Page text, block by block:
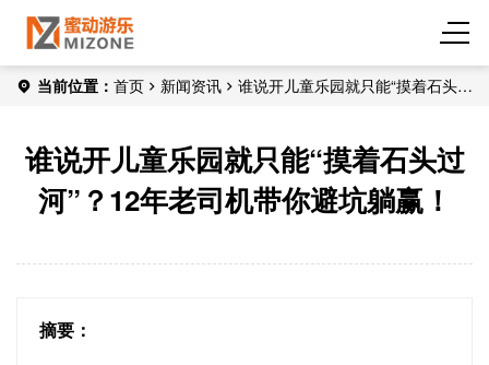
当前位置： 首页 新闻资讯
谁说开儿童乐园就只能“摸着石头过
谁说开儿童乐园就只能“摸着石头过
河”？12年老司机带你避坑躺赢！
摘要：